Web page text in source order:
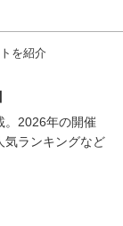
を紹介
。2026年の開催
気ランキングなど